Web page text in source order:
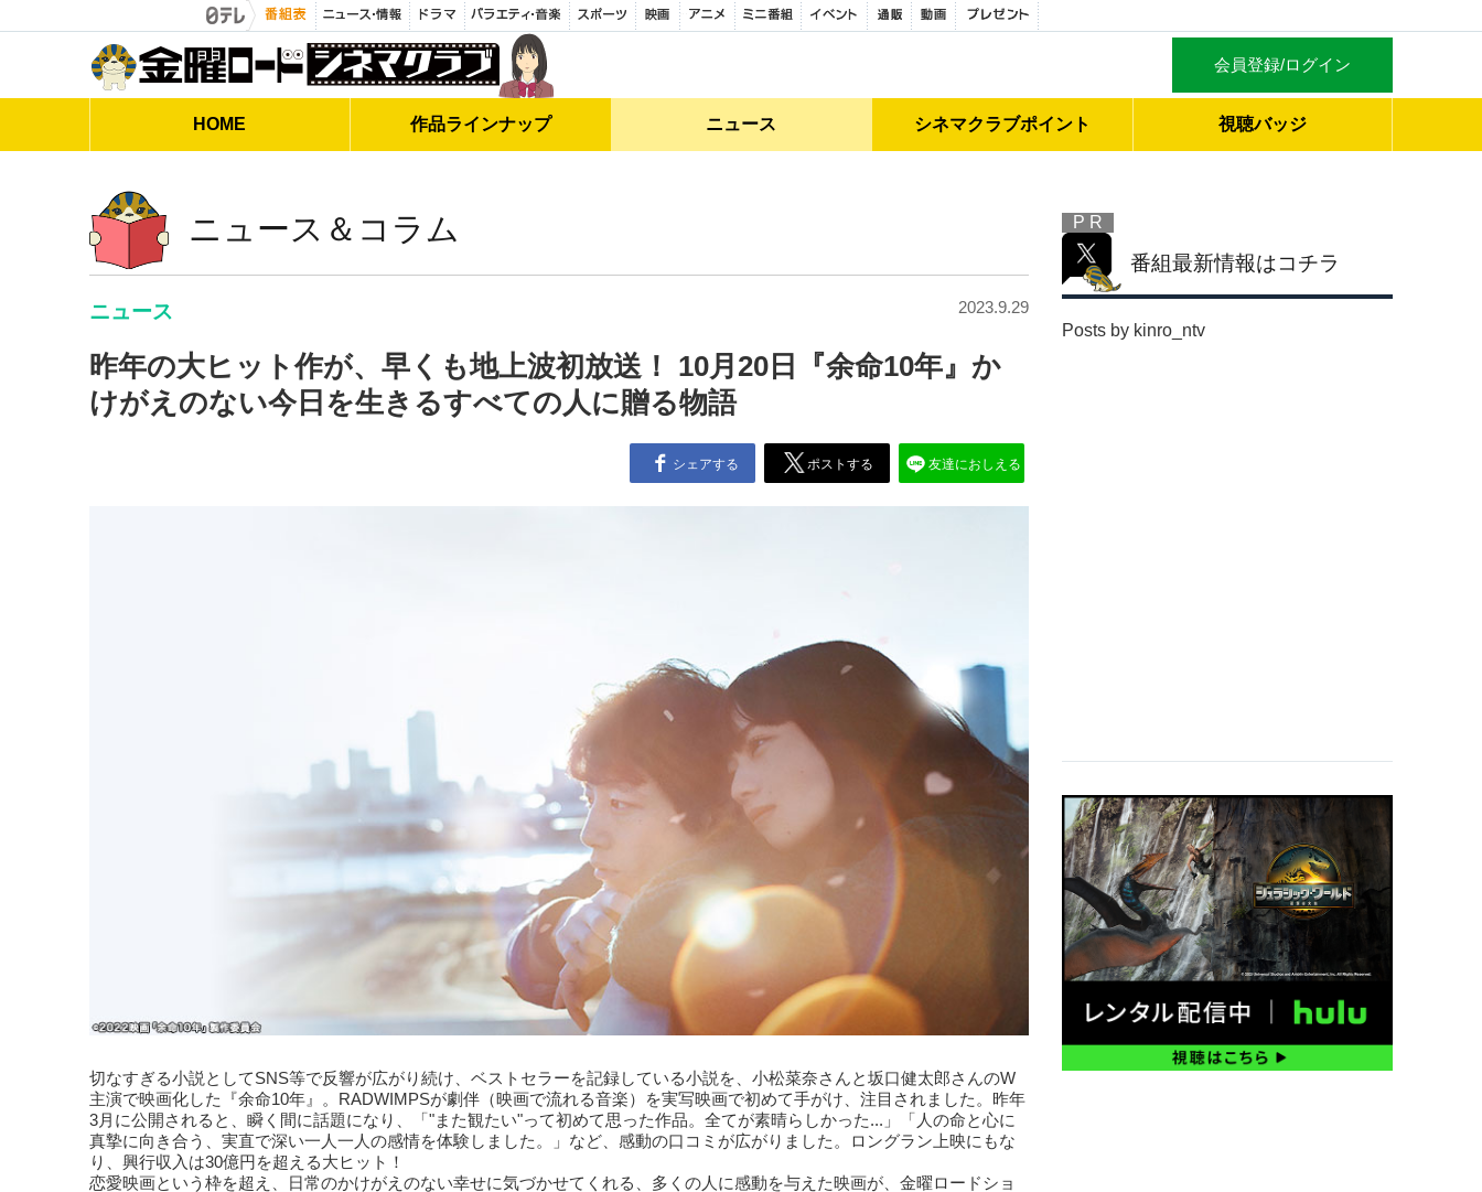
会員登録/ログイン
HOME 作品ラインナップ ニュース シネマクラブポイント 視聴バッジ
ニュース＆コラム
ニュース 2023.9.29
昨年の大ヒット作が、早くも地上波初放送！ 10月20日『余命10年』か
けがえのない今日を生きるすべての人に贈る物語
シェアする ポストする 友達におしえる
切なすぎる小説としてSNS等で反響が広がり続け、ベストセラーを記録している小説を、小松菜奈さんと坂口健太郎さんのW
主演で映画化した『余命10年』。RADWIMPSが劇伴（映画で流れる音楽）を実写映画で初めて手がけ、注目されました。昨年
3月に公開されると、瞬く間に話題になり、「"また観たい"って初めて思った作品。全てが素晴らしかった...」「人の命と心に
真摯に向き合う、実直で深い一人一人の感情を体験しました。」など、感動の口コミが広がりました。ロングラン上映にもな
り、興行収入は30億円を超える大ヒット！
恋愛映画という枠を超え、日常のかけがえのない幸せに気づかせてくれる、多くの人に感動を与えた映画が、金曜ロードショ
P R
番組最新情報はコチラ
Posts by kinro_ntv